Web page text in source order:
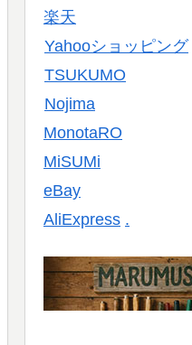
楽天
Yahooショッピング
TSUKUMO
Nojima
MonotaRO
MiSUMi
eBay
AliExpress .